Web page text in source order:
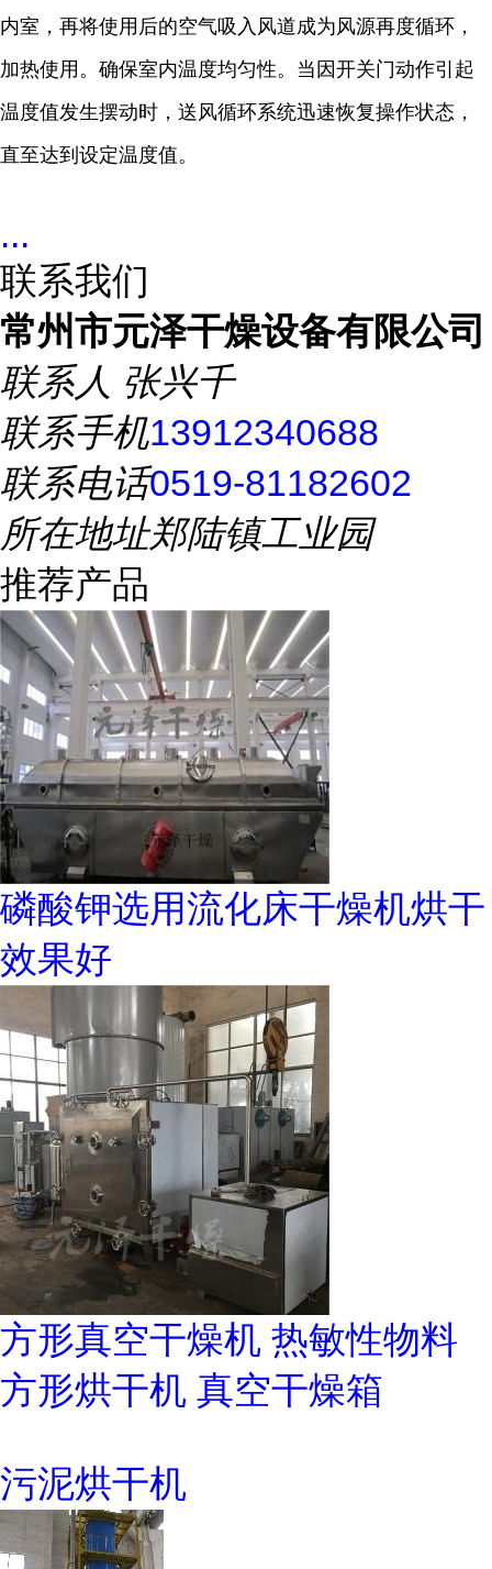
内室，再将使用后的空气吸入风道成为风源再度循环，
加热使用。确保室内温度均匀性。当因开关门动作引起
温度值发生摆动时，送风循环系统迅速恢复操作状态，
直至达到设定温度值。
...
联系我们
常州市元泽干燥设备有限公司
联系人 张兴千
联系手机13912340688
联系电话0519-81182602
所在地址郑陆镇工业园
推荐产品
磷酸钾选用流化床干燥机烘干
效果好
方形真空干燥机 热敏性物料
方形烘干机 真空干燥箱
污泥烘干机